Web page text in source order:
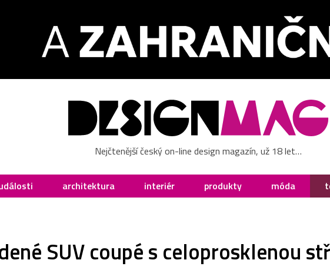
Nejčtenější český on-line design magazín, už 18 let…
architektura interiér produkty móda
SUV coupé s celoprosklenou